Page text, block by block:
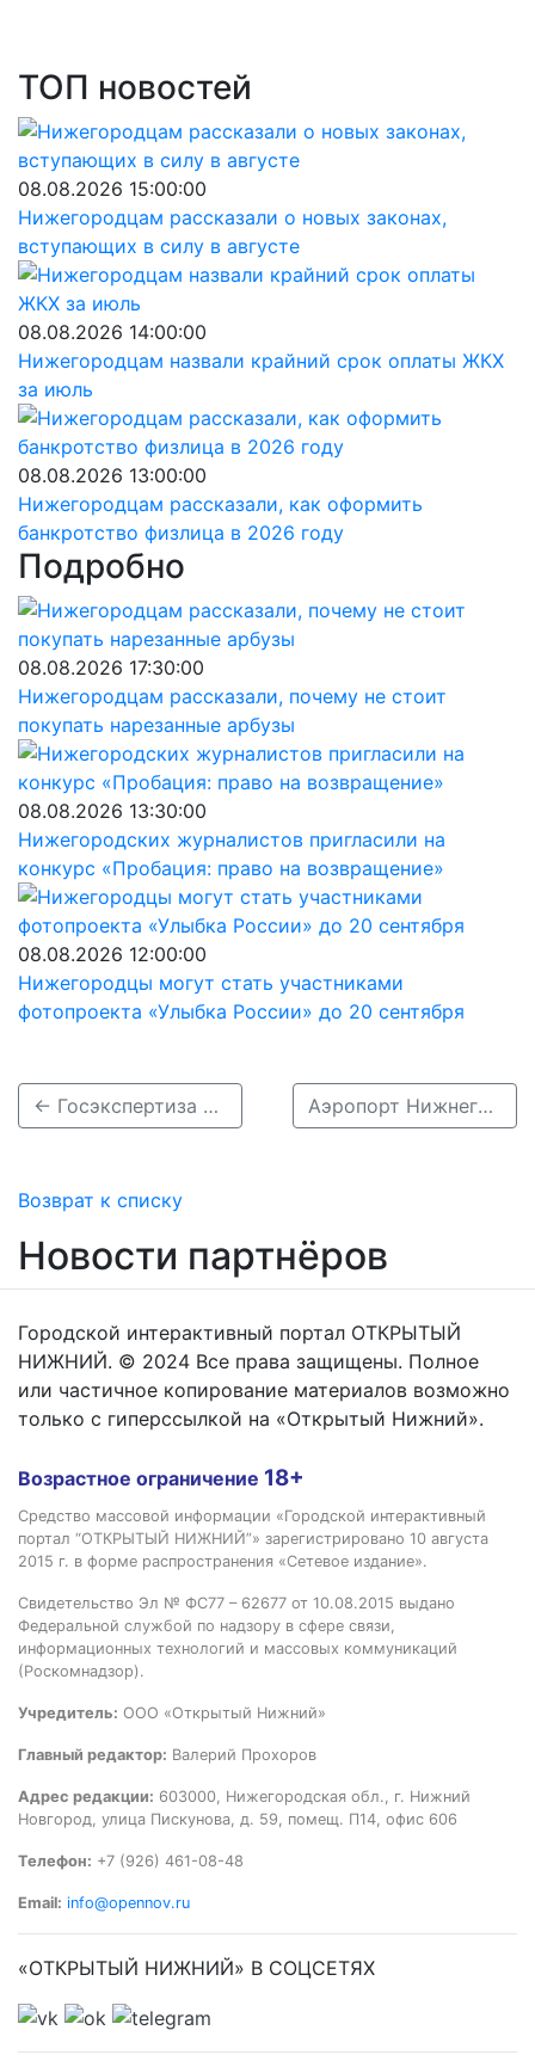
ТОП новостей
08.08.2026 15:00:00
Нижегородцам рассказали о новых законах,
вступающих в силу в августе
08.08.2026 14:00:00
Нижегородцам назвали крайний срок оплаты ЖКХ
за июль
08.08.2026 13:00:00
Нижегородцам рассказали, как оформить
банкротство физлица в 2026 году
Подробно
08.08.2026 17:30:00
Нижегородцам рассказали, почему не стоит
покупать нарезанные арбузы
08.08.2026 13:30:00
Нижегородских журналистов пригласили на
конкурс «Пробация: право на возвращение»
08.08.2026 12:00:00
Нижегородцы могут стать участниками
фотопроекта «Улыбка России» до 20 сентября
← Госэкспертиза не одобрила проект тоннелей реки Ржавки в Нижнем Новгороде Аэропорт Нижнего Новгорода принимает рейсы только по согласованию →
Возврат к списку
Новости партнёров
Городской интерактивный портал ОТКРЫТЫЙ
НИЖНИЙ. © 2024 Все права защищены. Полное
или частичное копирование материалов возможно
только с гиперссылкой на «Открытый Нижний».
Возрастное ограничение 18+
Средство массовой информации «Городской интерактивный
портал “ОТКРЫТЫЙ НИЖНИЙ”» зарегистрировано 10 августа
2015 г. в форме распространения «Сетевое издание».
Свидетельство Эл № ФС77 – 62677 от 10.08.2015 выдано
Федеральной службой по надзору в сфере связи,
информационных технологий и массовых коммуникаций
(Роскомнадзор).
Учредитель: ООО «Открытый Нижний»
Главный редактор: Валерий Прохоров
Адрес редакции: 603000, Нижегородская обл., г. Нижний
Новгород, улица Пискунова, д. 59, помещ. П14, офис 606
Телефон: +7 (926) 461-08-48
Email: info@opennov.ru
«ОТКРЫТЫЙ НИЖНИЙ» В СОЦСЕТЯХ